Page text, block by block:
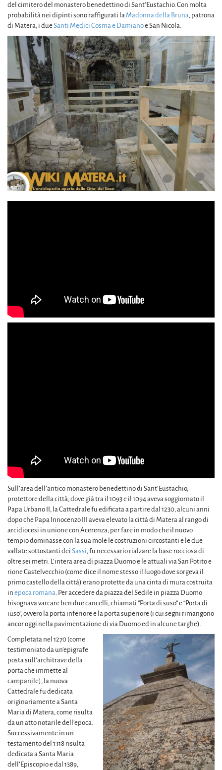
del cimitero del monastero benedettino di Sant’Eustachio. Con molta
probabilità nei dipinti sono raffigurati la Madonna della Bruna, patrona
di Matera, i dueSanti Medici Cosma e Damianoe San Nicola.
Sull’area dell’antico monastero benedettino di Sant’Eustachio,
protettore della città, dove già tra il 1093 e il 1094 aveva soggiornato il
Papa Urbano II, la Cattedrale fu edificata a partire dal 1230, alcuni anni
dopo che Papa Innocenzo III aveva elevato la città di Matera al rango di
arcidiocesi in unione con Acerenza; per fare in modo che il nuovo
tempio dominasse con la sua mole le costruzioni circostanti e le due
vallate sottostanti dei Sassi, fu necessario rialzare la base rocciosa di
oltre sei metri. L’intera area di piazza Duomo e le attuali via San Potito e
rione Castelvecchio (come dice il nome stesso il luogo dove sorgeva il
primo castello della città) erano protette da una cinta di mura costruita
in epoca romana . Per accedere da piazza del Sedile in piazza Duomo
bisognava varcare ben due cancelli, chiamati “Porta di suso” e “Porta di
iuso”, ovvero la porta inferiore e la porta superiore (i cui segni rimangono
ancor oggi nella pavimentazione di via Duomo ed in alcune targhe).
Completata nel 1270 (come
testimoniato da un’epigrafe
posta sull’architrave della
porta che immette al
campanile), la nuova
Cattedrale fu dedicata
originariamente a Santa
Maria di Matera, come risulta
da un atto notarile dell’epoca.
Successivamente in un
testamento del 1318 risulta
dedicata a Santa Maria
dell’Episcopio e dal 1389,